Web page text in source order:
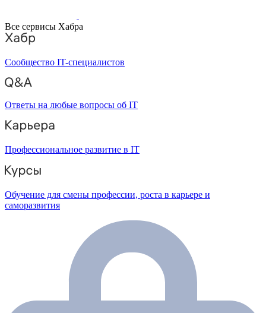
Все сервисы Хабра
Сообщество IT-специалистов
Ответы на любые вопросы об IT
Профессиональное развитие в IT
Обучение для смены профессии, роста в карьере и
саморазвития